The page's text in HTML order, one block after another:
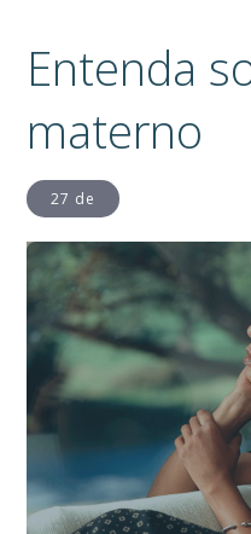
Entenda
materno
27 de